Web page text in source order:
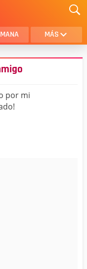
MÁS
AMOR
HIJA
por mi